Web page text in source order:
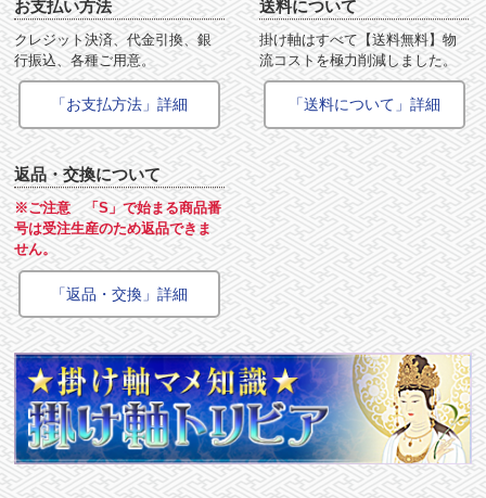
お支払い方法
クレジット決済、代金引換、銀
行振込、各種ご用意。
「お支払方法」詳細
送料について
掛け軸はすべて【送料無料】物
流コストを極力削減しました。
「送料について」詳細
返品・交換について
※ご注意 「S」で始まる商品番
号は受注生産のため返品できま
せん。
「返品・交換」詳細